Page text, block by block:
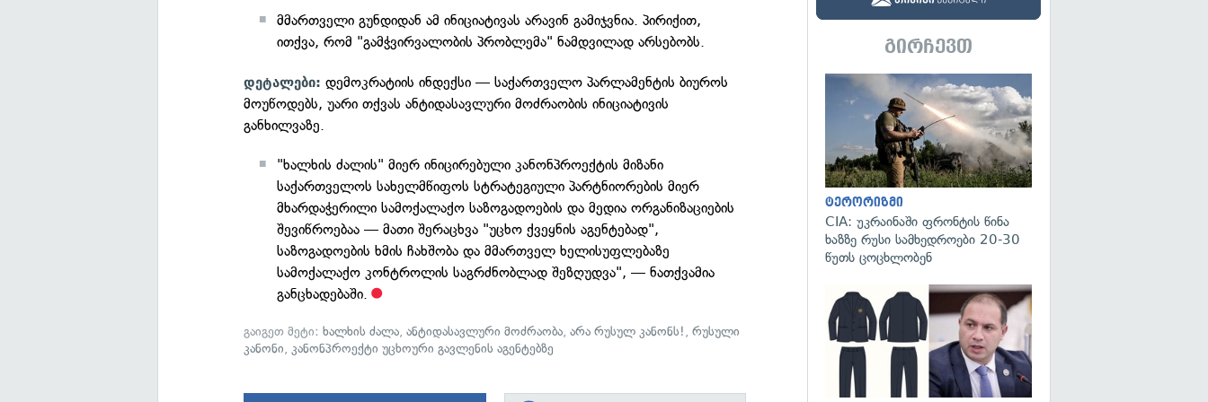
მმართველი გუნდიდან ამ ინიციატივას არავინ გამიჯვნია. პირიქით,
ითქვა, რომ "გამჭვირვალობის პრობლემა" ნამდვილად არსებობს.
დეტალები:დემოკრატიის ინდექსი — საქართველო პარლამენტის ბიუროს
მოუწოდებს, უარი თქვას ანტიდასავლური მოძრაობის ინიციატივის
განხილვაზე.
"ხალხის ძალის" მიერ ინიცირებული კანონპროექტის მიზანი
საქართველოს სახელმწიფოს სტრატეგიული პარტნიორების მიერ
მხარდაჭერილი სამოქალაქო საზოგადოების და მედია ორგანიზაციების
შევიწროებაა — მათი შერაცხვა "უცხო ქვეყნის აგენტებად",
საზოგადოების ხმის ჩახშობა და მმართველ ხელისუფლებაზე
სამოქალაქო კონტროლის საგრძნობლად შეზღუდვა", — ნათქვამია
განცხადებაში.
გაიგეთ მეტი:ხალხის ძალა,ანტიდასავლური მოძრაობა,არა რუსულ კანონს!,რუსული
კანონი,კანონპროექტი უცხოური გავლენის აგენტებზე
გირჩევთ
ტერორიზმი
CIA: უკრაინაში ფრონტის წინა
ხაზზე რუსი სამხედროები 20-30
წუთს ცოცხლობენ